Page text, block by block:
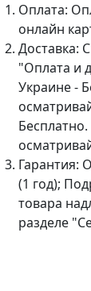
Оплата:
онлайн
Доставка:
"Оплата и
Украине -
Гарантия:
(1 год);
товара
разделе